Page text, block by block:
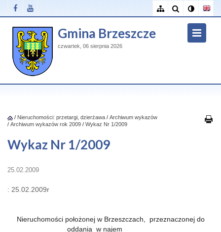
Gmina Brzeszcze
czwartek, 06 sierpnia 2026
/ Nieruchomości: przetargi, dzierżawa / Archiwum wykazów
/ Archiwum wykazów rok 2009 / Wykaz Nr 1/2009
Wykaz Nr 1/2009
25.02.2009
: 25.02.2009r
Nieruchomości położonej w Brzeszczach, przeznaczonej do
oddania w najem